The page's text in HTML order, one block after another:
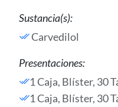
Sustancia(s):
Carvedilol
Presentaciones:
1 Caja, Blíster, 30
1 Caja, Blíster, 30